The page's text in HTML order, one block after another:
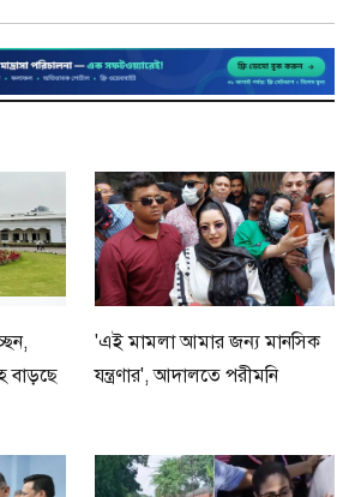
বাড়ছে
'এই মামলা আমার জন্য মানসিক
যন্ত্রণার', আদালতে পরীমনি